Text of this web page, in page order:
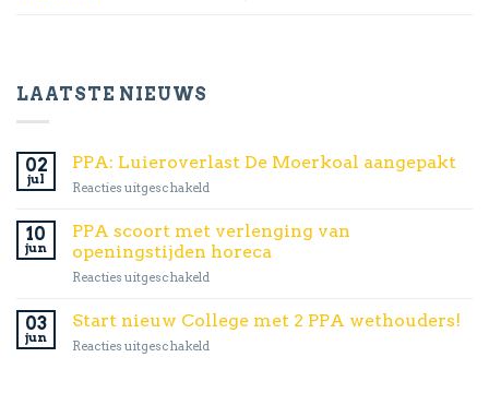
LAATSTE NIEUWS
02
jul
PPA: Luieroverlast De Moerkoal aangepakt
Reacties uitgeschakeld
Luieroverlast
De
Moerkoal
aangepakt
10
jun
PPA scoort met verlenging van
openingstijden horeca
Reacties uitgeschakeld
scoort
met
verlenging
03
jun
Start nieuw College met 2 PPA wethouders!
Reacties uitgeschakeld